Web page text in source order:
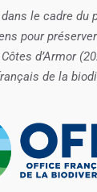
le cadre du
pour
d’Armor
de la